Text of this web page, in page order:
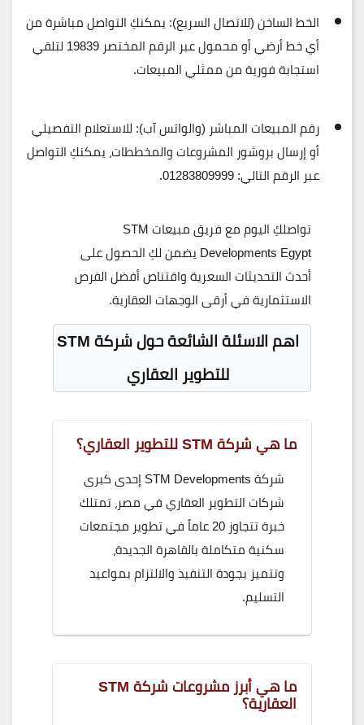
الخط الساخن (للاتصال السريع):يمكنكِ التواصل مباشرة من
أي خط أرضي أو محمول عبر الرقم المختصر 19839 لتلقي
استجابة فورية من ممثلي المبيعات.
رقم المبيعات المباشر (والواتس آب): للاستعلام التفصيلي
أو إرسال بروشور المشروعات والمخططات، يمكنكِ التواصل
عبر الرقم التالي:01283809999
.
تواصلكِ اليوم مع فريق مبيعات STM
Developments Egypt يضمن لكِ الحصول على
أحدث التحديثات السعرية واقتناص أفضل الفرص
الاستثمارية في أرقى الوجهات العقارية.
اهم الاسئلة الشائعة حول شركةSTM
للتطوير العقاري
ما هي شركة STM للتطوير العقاري؟
شركة STM Developments إحدى كبرى
شركات التطوير العقاري في مصر، تمتلك
خبرة تتجاوز 20 عاماً في تطوير مجتمعات
سكنية متكاملة بالقاهرة الجديدة،
وتتميز بجودة التنفيذ والالتزام بمواعيد
التسليم.
ما هي أبرز مشروعات شركة STM
العقارية؟